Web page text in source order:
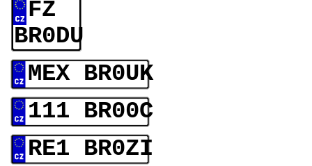
FZ
BR0DU
MEX BR0UK
111 BR00C
RE1 BR0ZI